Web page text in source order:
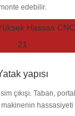
edebilir.
yapısı
çıkışı. Taban,
hassasiyeti